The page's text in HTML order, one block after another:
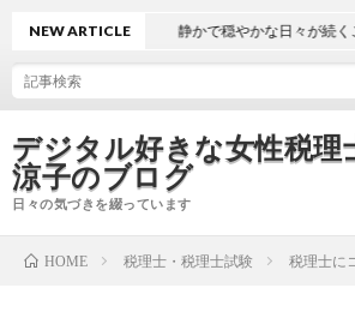
デジタル好きな女性税理
涼子のブログ
日々の気づきを綴っています
NEW ARTICLE 静かで穏やかな日々が続くこと
HOME 税理士・税理士試験 税理士に